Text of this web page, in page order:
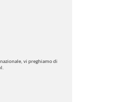
vi preghiamo di